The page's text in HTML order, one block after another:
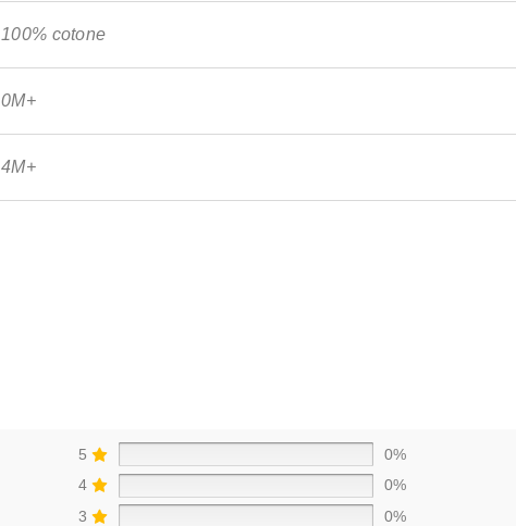
100% cotone
0M+
4M+
5
0%
4
0%
3
0%